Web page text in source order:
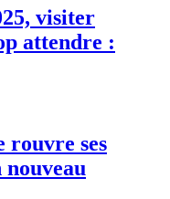
visiter
attendre :
rouvre ses